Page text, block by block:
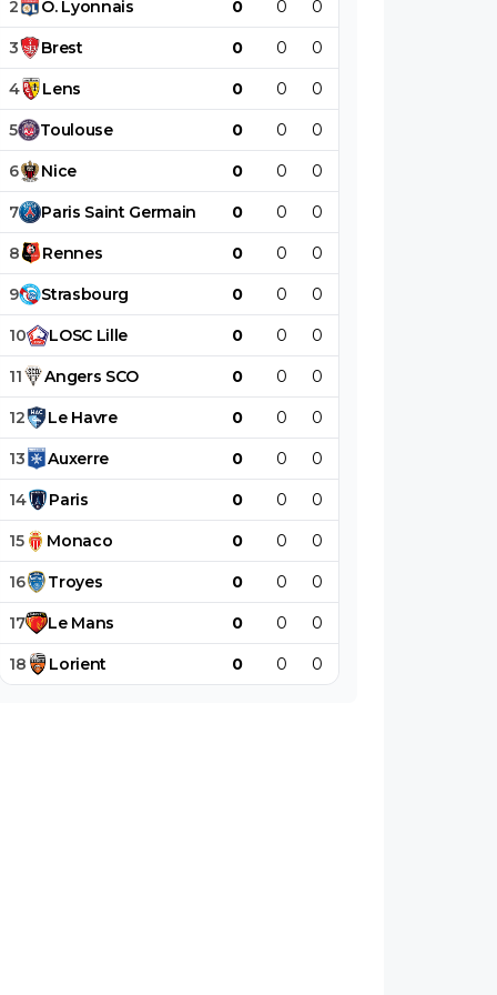
2 O. Lyonnais 0 0 0
3 Brest 0 0 0
4 Lens 0 0 0
5 Toulouse 0 0 0
6 Nice 0 0 0
7 Paris Saint Germain 0 0 0
8 Rennes 0 0 0
9 Strasbourg 0 0 0
10 LOSC Lille 0 0 0
11 Angers SCO 0 0 0
12 Le Havre 0 0 0
13 Auxerre 0 0 0
14 Paris 0 0 0
15 Monaco 0 0 0
16 Troyes 0 0 0
17 Le Mans 0 0 0
18 Lorient 0 0 0